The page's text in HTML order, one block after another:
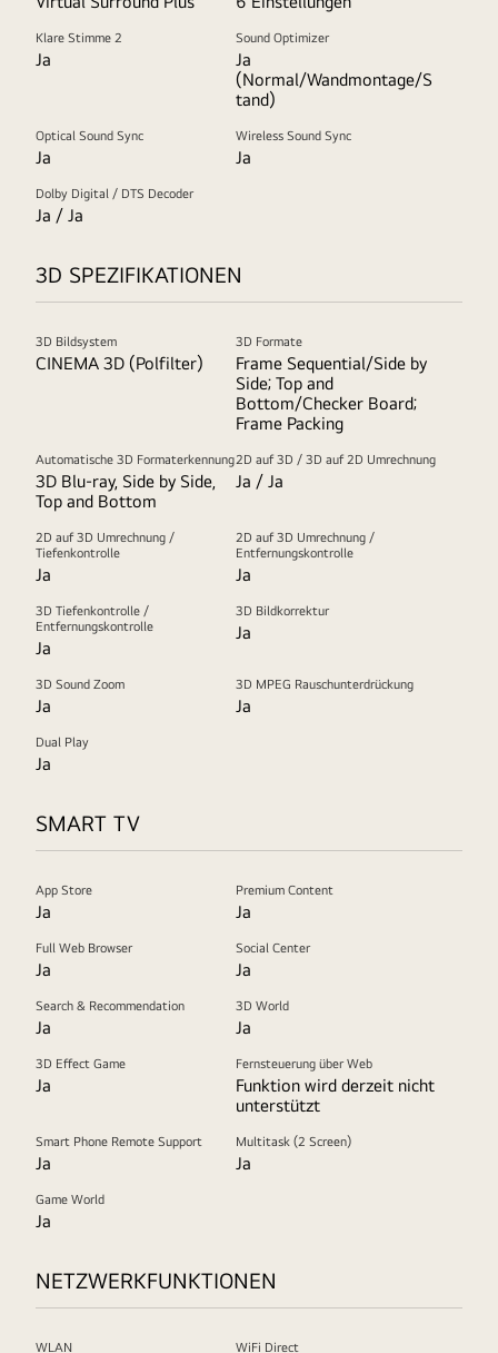
Klare Stimme 2
Ja
Sound Optimizer
Ja
(Normal/Wandmontage/S
tand)
Optical Sound Sync
Ja
Wireless Sound Sync
Ja
Dolby Digital / DTS Decoder
Ja / Ja
3D SPEZIFIKATIONEN
3D Bildsystem
CINEMA 3D (Polfilter)
3D Formate
Frame Sequential/Side by
Side; Top and
Bottom/Checker Board;
Frame Packing
Automatische 3D Formaterkennung
3D Blu-ray, Side by Side,
Top and Bottom
2D auf 3D / 3D auf 2D Umrechnung
Ja / Ja
2D auf 3D Umrechnung /
Tiefenkontrolle
Ja
2D auf 3D Umrechnung /
Entfernungskontrolle
Ja
3D Tiefenkontrolle /
Entfernungskontrolle
Ja
3D Bildkorrektur
Ja
3D Sound Zoom
Ja
3D MPEG Rauschunterdrückung
Ja
Dual Play
Ja
SMART TV
App Store
Ja
Premium Content
Ja
Full Web Browser
Ja
Social Center
Ja
Search & Recommendation
Ja
3D World
Ja
3D Effect Game
Ja
Fernsteuerung über Web
Funktion wird derzeit nicht
unterstützt
Smart Phone Remote Support
Ja
Multitask (2 Screen)
Ja
Game World
Ja
NETZWERKFUNKTIONEN
WLAN WiFi Direct